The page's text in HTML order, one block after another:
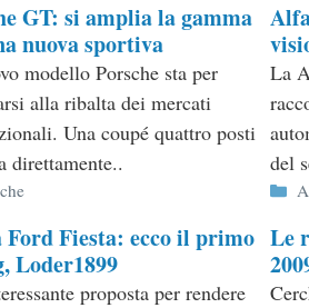
GT: si amplia la gamma
nuova sportiva
modello Porsche sta per
alla ribalta dei mercati
Una coupé quattro posti
direttamente..
La
del
Ford Fiesta: ecco il primo
Loder1899
proposta per rendere
Le